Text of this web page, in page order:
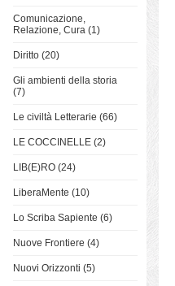
Comunicazione,
Relazione, Cura (1)
Diritto (20)
Gli ambienti della storia
(7)
Le civiltà Letterarie (66)
LE COCCINELLE (2)
LIB(E)RO (24)
LiberaMente (10)
Lo Scriba Sapiente (6)
Nuove Frontiere (4)
Nuovi Orizzonti (5)